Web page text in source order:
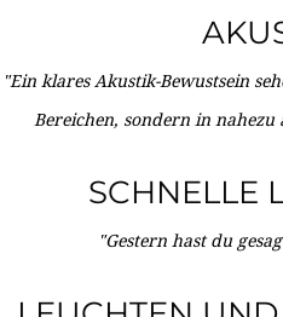
"Ein klares Akustik-Bewustsein
Bereichen, sondern in
SCHNELLE
"Gestern hast du